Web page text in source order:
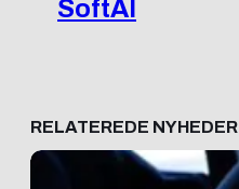
SoftAI
RELATEREDE NYHEDER